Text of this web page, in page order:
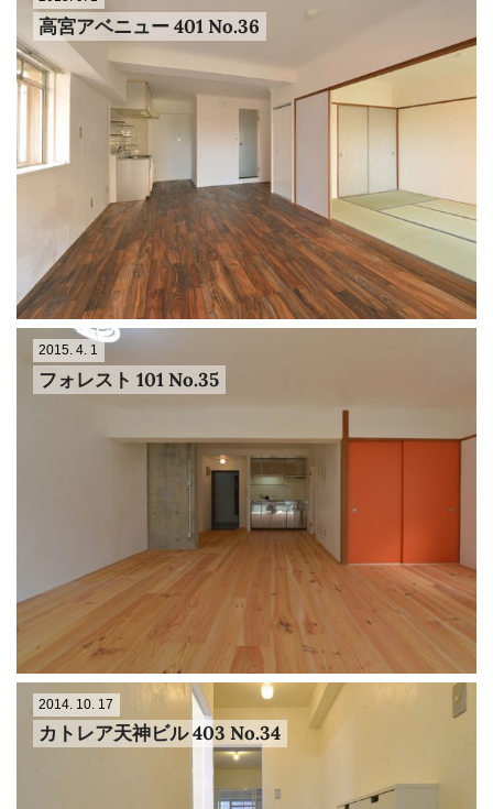
高宮アベニュー 401 No.36
2015. 4. 1
フォレスト 101 No.35
2014. 10. 17
カトレア天神ビル 403 No.34